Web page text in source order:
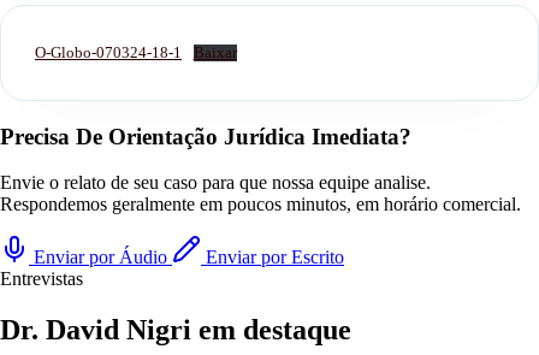
O-Globo-070324-18-1 Baixar
Precisa De Orientação Jurídica Imediata?
Envie o relato de seu caso para que nossa equipe analise.
Respondemos geralmente em poucos minutos, em horário comercial.
Enviar por Áudio
Enviar por Escrito
Entrevistas
Dr. David Nigri em destaque